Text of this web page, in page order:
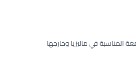
المناسبة في ماليزيا وخارجها